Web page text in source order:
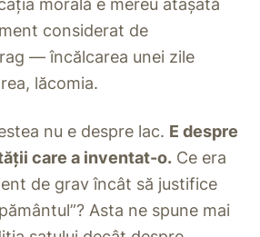
morală e mereu atașată
considerat de
— încălcarea unei zile
lăcomia.
nu e despre lac. E despre
care a inventat-o. Ce era
de grav încât să justifice
Asta ne spune mai